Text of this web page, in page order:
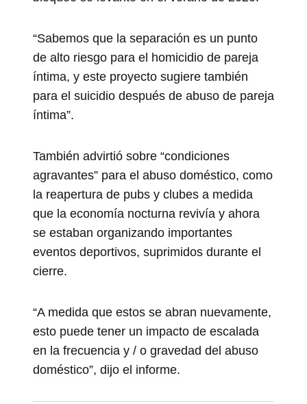
“Sabemos que la separación es un punto
de alto riesgo para el homicidio de pareja
íntima, y este proyecto sugiere también
para el suicidio después de abuso de pareja
íntima”.
También advirtió sobre “condiciones
agravantes” para el abuso doméstico, como
la reapertura de pubs y clubes a medida
que la economía nocturna revivía y ahora
se estaban organizando importantes
eventos deportivos, suprimidos durante el
cierre.
“A medida que estos se abran nuevamente,
esto puede tener un impacto de escalada
en la frecuencia y / o gravedad del abuso
doméstico”, dijo el informe.